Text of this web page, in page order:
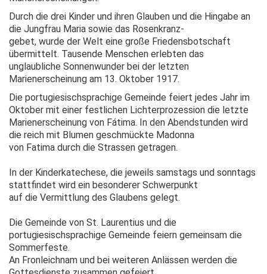
Durch die drei Kinder und ihren Glauben und die Hingabe an
die Jungfrau Maria sowie das Rosenkranz-
gebet, wurde der Welt eine große Friedensbotschaft
übermittelt. Tausende Menschen erlebten das
unglaubliche Sonnenwunder bei der letzten
Marienerscheinung am 13. Oktober 1917.
Die portugiesischsprachige Gemeinde feiert jedes Jahr im
Oktober mit einer festlichen Lichterprozession die letzte
Marienerscheinung von Fátima. In den Abendstunden wird
die reich mit Blumen geschmückte Madonna
von Fatima durch die Strassen getragen.
In der Kinderkatechese, die jeweils samstags und sonntags
stattfindet wird ein besonderer Schwerpunkt
auf die Vermittlung des Glaubens gelegt.
Die Gemeinde von St. Laurentius und die
portugiesischsprachige Gemeinde feiern gemeinsam die
Sommerfeste.
An Fronleichnam und bei weiteren Anlässen werden die